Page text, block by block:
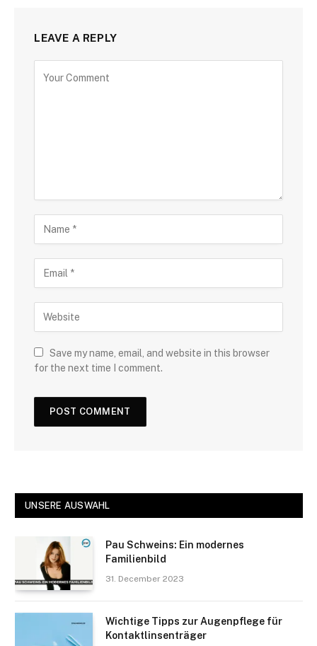
LEAVE A REPLY
Save my name, email, and website in this browser
for the next time I comment.
UNSERE AUSWAHL
Pau Schweins: Ein modernes
Familienbild
31. December 2023
Wichtige Tipps zur Augenpflege für
Kontaktlinsenträger